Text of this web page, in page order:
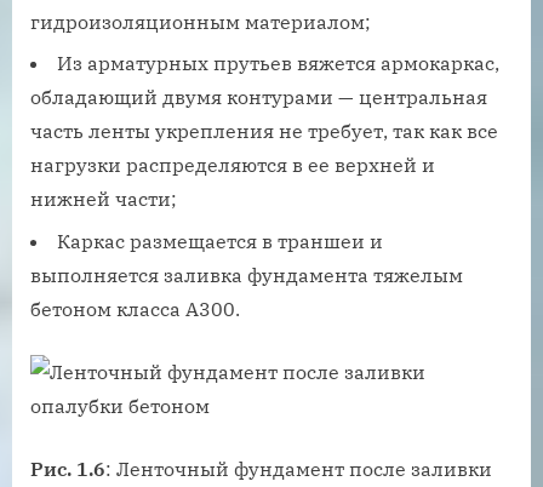
гидроизоляционным материалом;
Из арматурных прутьев вяжется армокаркас,
обладающий двумя контурами — центральная
часть ленты укрепления не требует, так как все
нагрузки распределяются в ее верхней и
нижней части;
Каркас размещается в траншеи и
выполняется заливка фундамента тяжелым
бетоном класса А300.
Рис. 1.6: Ленточный фундамент после заливки